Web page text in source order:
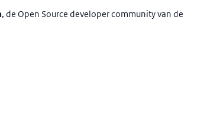
, de Open Source developer community van de